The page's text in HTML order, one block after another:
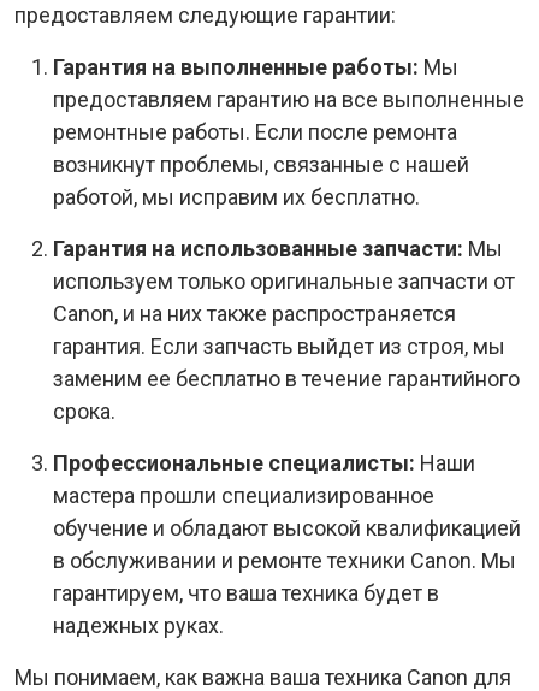
предоставляем следующие гарантии:
Гарантия на выполненные работы: Мы
предоставляем гарантию на все выполненные
ремонтные работы. Если после ремонта
возникнут проблемы, связанные с нашей
работой, мы исправим их бесплатно.
Гарантия на использованные запчасти: Мы
используем только оригинальные запчасти от
Canon, и на них также распространяется
гарантия. Если запчасть выйдет из строя, мы
заменим ее бесплатно в течение гарантийного
срока.
Профессиональные специалисты: Наши
мастера прошли специализированное
обучение и обладают высокой квалификацией
в обслуживании и ремонте техники Canon. Мы
гарантируем, что ваша техника будет в
надежных руках.
Мы понимаем, как важна ваша техника Canon для